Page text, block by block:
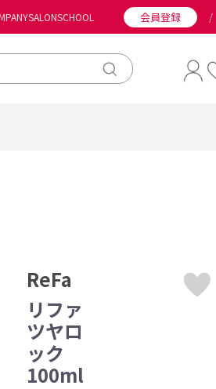
SALONSCHOOL 会員登録 /
ReFa
リファ
ツヤロ
ック
100ml